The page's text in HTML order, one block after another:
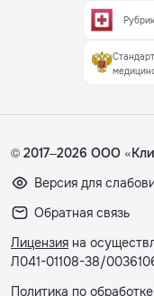
© 2017–2026 ООО
Версия для
Обратная связь
Лицензия на
Л041-01108-38/
Политика по